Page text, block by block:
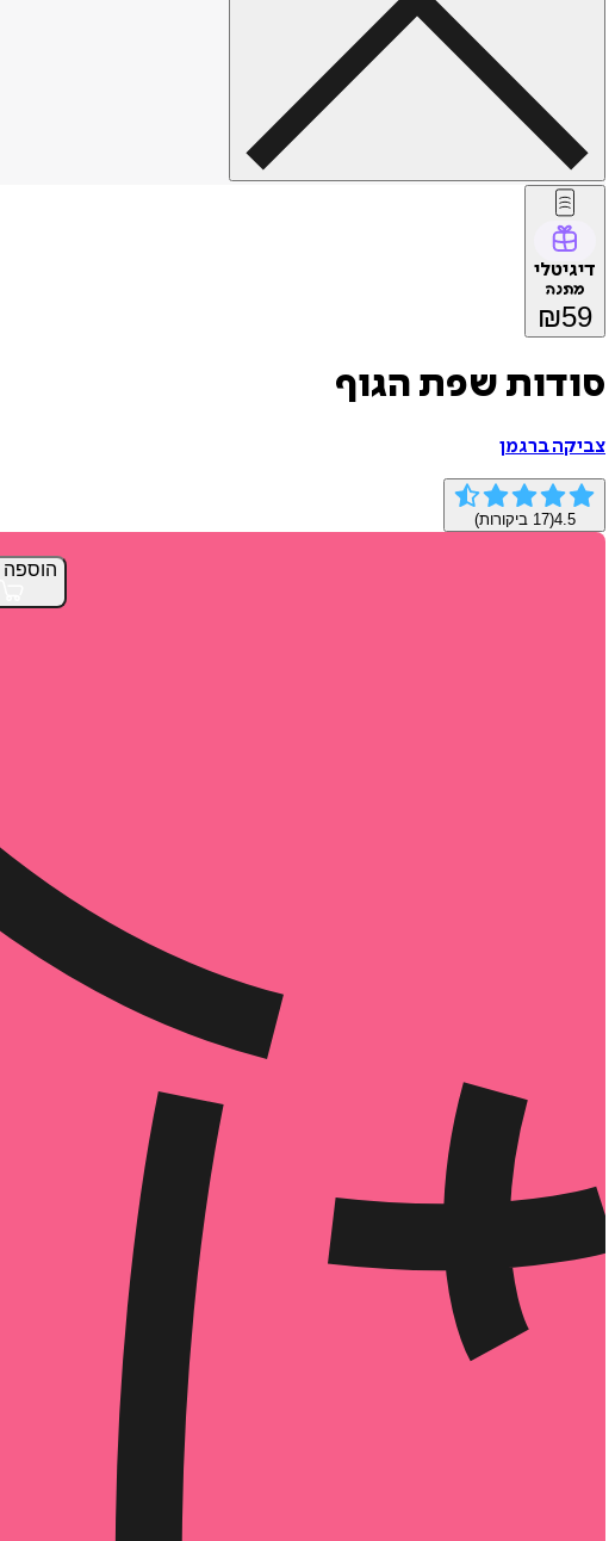
דיגיטלי
מתנה
₪59
הוספה
סודות שפת הגוף
צביקה ברגמן
4.5
(
17 ביקורות)